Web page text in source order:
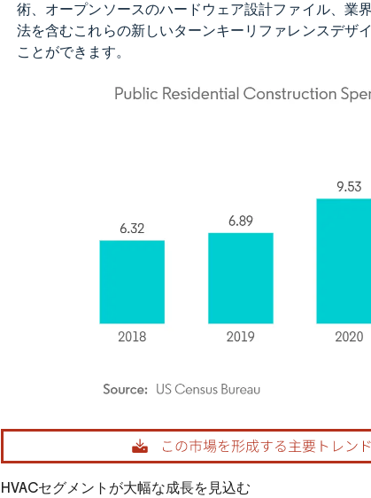
術、オープンソースのハードウェア設計ファイル、業
法を含むこれらの新しいターンキーリファレンスデザ
ことができます。
画像 © Mordor Intelligence。再利用にはCC BY 4.0の表示が必要です。
HVACセグメントが大幅な成長を見込む